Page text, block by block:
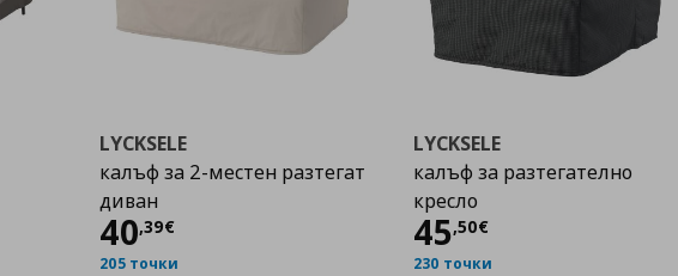
LYCKSELE
калъф за 2-местен разтегат
диван
40,39€
Цена
205 точки
LYCKSELE
калъф за разтегателно
кресло
45,50€
Цена
230 точки